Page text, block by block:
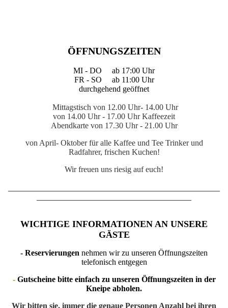
ÖFFNUNGSZEITEN
MI - DO ab 17:00 Uhr
FR - SO ab 11:00 Uhr
durchgehend geöffnet
Mittagstisch von 12.00 Uhr- 14.00 Uhr
von 14.00 Uhr - 17.00 Uhr Kaffeezeit
Abendkarte von 17.30 Uhr - 21.00 Uhr
von April- Oktober für alle Kaffee und Tee Trinker und
Radfahrer, frischen Kuchen!
Wir freuen uns riesig auf euch!
WICHTIGE INFORMATIONEN AN UNSERE
GÄSTE
- Reservierungen nehmen wir zu unseren Öffnungszeiten
telefonisch entgegen
- Gutscheinebitte einfach zu unseren Öffnungszeiten in der
Kneipe abholen.
Wir bitten sie, immer die genaue Personen Anzahl bei ihren